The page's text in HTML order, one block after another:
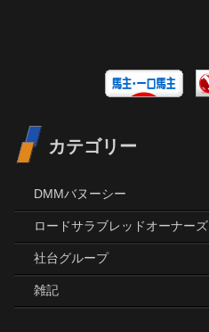
カテゴリー
DMMバヌーシー
ロードサラブレッドオーナーズ
社台グループ
雑記